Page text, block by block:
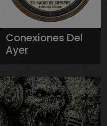
Conexiones Del
Ayer